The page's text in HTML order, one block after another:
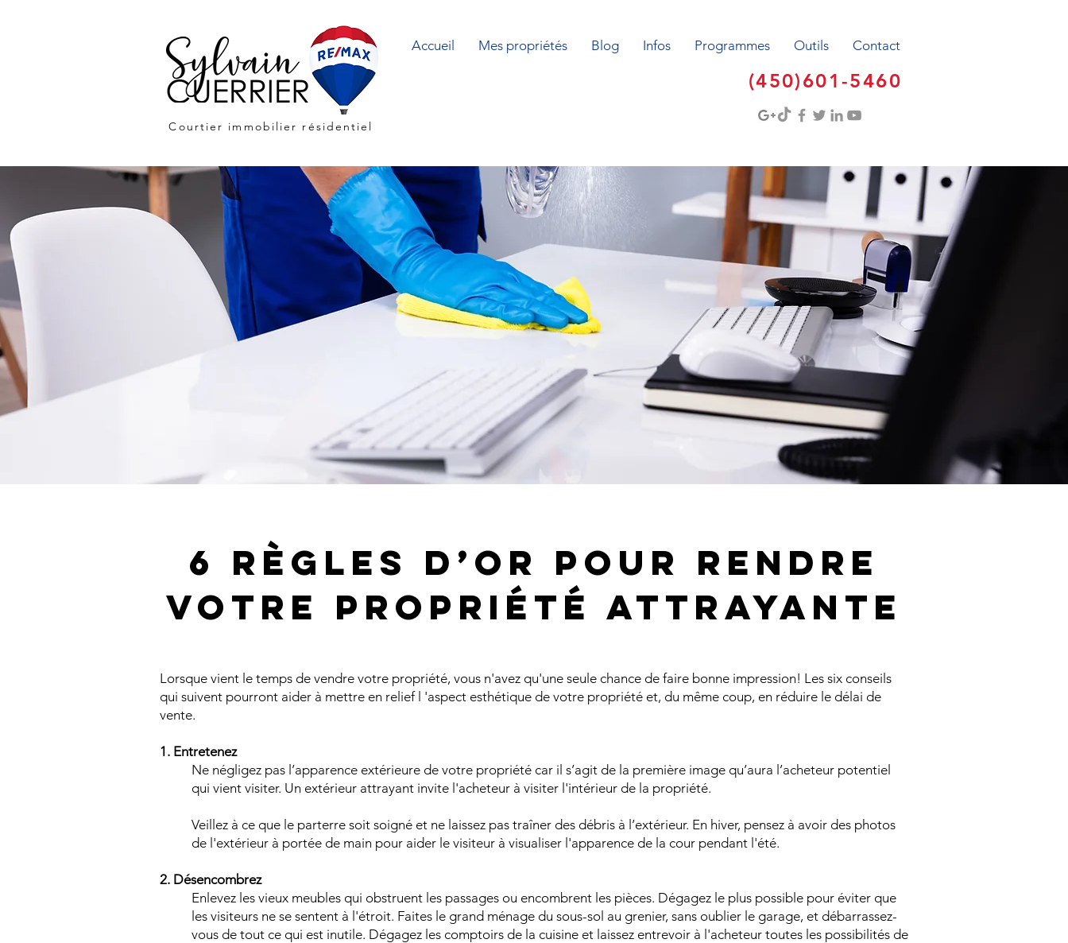
Accueil Mes propriétés Blog Infos Programmes Outils Contact
(450)601-5460
Courtier immobilier résidentiel
6 règles d’or pour rendre
votre propriété attrayante
Lorsque vient le temps de vendre votre propriété, vous n'avez qu'une seule chance de faire bonne impression! Les six conseils
qui suivent pourront aider à mettre en relief l 'aspect esthétique de votre propriété et, du même coup, en réduire le délai de
vente.
1. Entretenez
Ne négligez pas l’apparence extérieure de votre propriété car il s’agit de la première image qu’aura l’acheteur potentiel
qui vient visiter. Un extérieur attrayant invite l'acheteur à visiter l'intérieur de la propriété.
Veillez à ce que le parterre soit soigné et ne laissez pas traîner des débris à l’extérieur. En hiver, pensez à avoir des photos
de l'extérieur à portée de main pour aider le visiteur à visualiser l'apparence de la cour pendant l'été.
2. Désencombrez
Enlevez les vieux meubles qui obstruent les passages ou encombrent les pièces. Dégagez le plus possible pour éviter que
les visiteurs ne se sentent à l'étroit. Faites le grand ménage du sous-sol au grenier, sans oublier le garage, et débarrassez-
vous de tout ce qui est inutile. Dégagez les comptoirs de la cuisine et laissez entrevoir à l'acheteur toutes les possibilités de